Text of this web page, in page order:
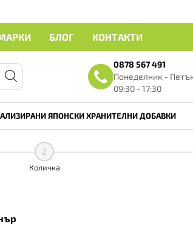
БЛОГ КОНТАКТИ
0878 567 491
Понеделник -
09:30 - 17:30
ЯПОНСКИ ХРАНИТЕЛНИ ДОБАВКИ
2
Количка